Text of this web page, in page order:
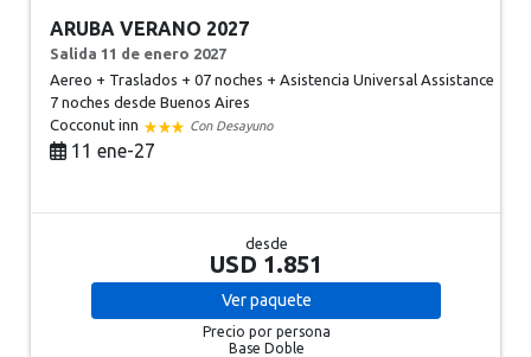
ARUBA VERANO 2027
Salida 11 de enero 2027
Aereo + Traslados + 07 noches + Asistencia Universal Assistance
7 nochesdesde Buenos Aires
Cocconut inn
Con Desayuno
11 ene-27
desde
USD 1.851
Verpaquete
Precio por persona
Base Doble